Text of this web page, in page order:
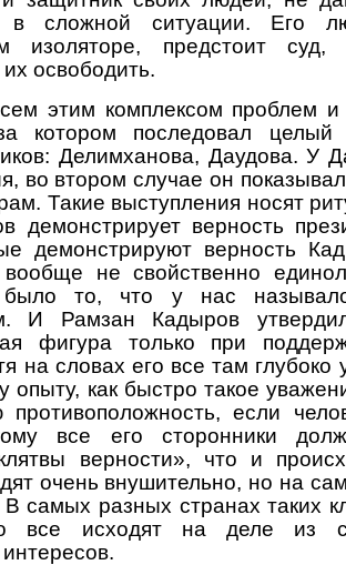
в сложной ситуации. Его
изоляторе, предстоит
освободить.
этим комплексом проблем и
котором последовал целый
Делимханова, Даудова. У
во втором случае он
Такие выступления носят
демонстрирует верность
демонстрируют верность
вообще не свойственно
то, что у нас
И Рамзан Кадыров
фигура только при
на словах его все там
опыту, как быстро такое
если
все его сторонники
верности», что и
очень внушительно, но на
В самых разных странах таких
все исходят на деле из